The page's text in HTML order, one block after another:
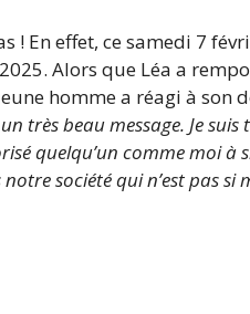
! En effet, ce samedi 7
Alors que Léa a
homme a réagi à
très beau message. Je
quelqu’un comme moi à
société qui n’est pas si